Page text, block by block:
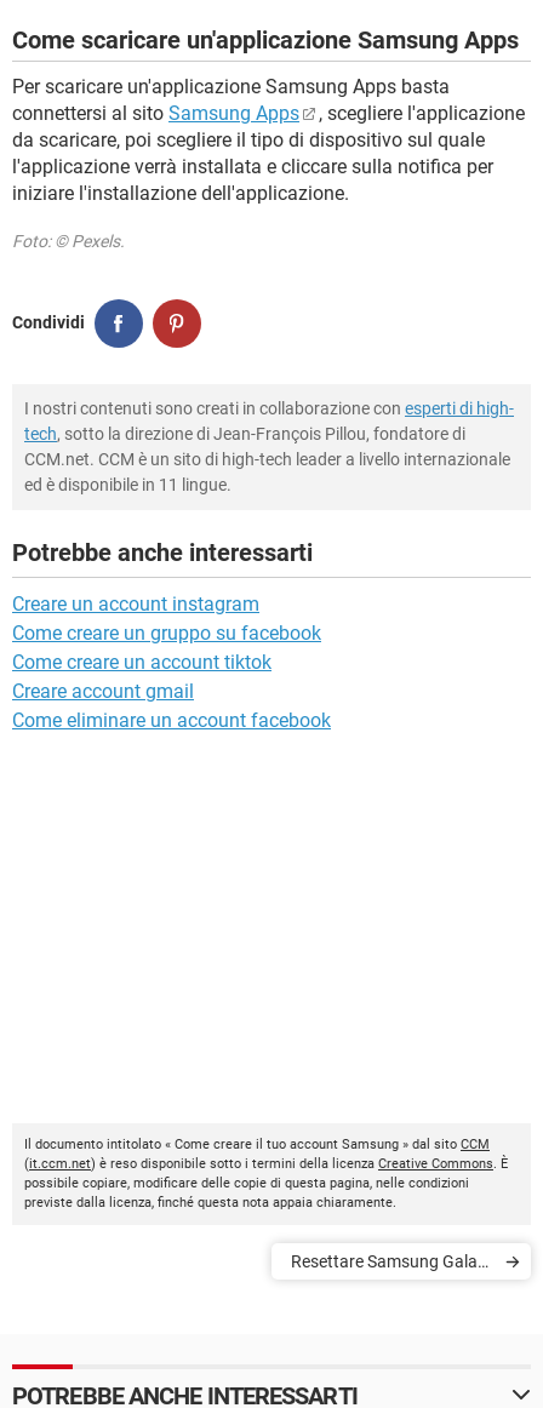
Come scaricare un'applicazione Samsung Apps
Per scaricare un'applicazione Samsung Apps basta
connettersi al sito Samsung Apps
, scegliere l'applicazione
da scaricare, poi scegliere il tipo di dispositivo sul quale
l'applicazione verrà installata e cliccare sulla notifica per
iniziare l'installazione dell'applicazione.
Foto: © Pexels.
Condividi
I nostri contenuti sono creati in collaborazione con esperti di high-
tech, sotto la direzione di Jean-François Pillou, fondatore di
CCM.net. CCM è un sito di high-tech leader a livello internazionale
ed è disponibile in 11 lingue.
Potrebbe anche interessarti
Creare un account instagram
Come creare un gruppo su facebook
Come creare un account tiktok
Creare account gmail
Come eliminare un account facebook
Il documento intitolato « Come creare il tuo account Samsung » dal sito CCM
(it.ccm.net) è reso disponibile sotto i termini della licenza Creative Commons. È
possibile copiare, modificare delle copie di questa pagina, nelle condizioni
previste dalla licenza, finché questa nota appaia chiaramente.
Resettare Samsung Galaxy
POTREBBE ANCHE INTERESSARTI